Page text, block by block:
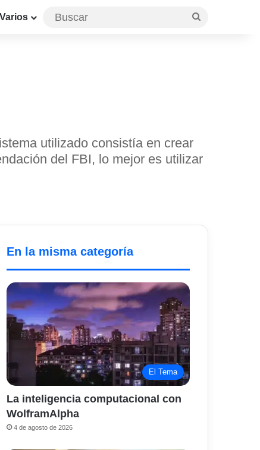
Varios
utilizado consistía en crear
del FBI, lo mejor es utilizar
En la misma categoría
El Tema
La inteligencia computacional con
WolframAlpha
4 de agosto de 2026